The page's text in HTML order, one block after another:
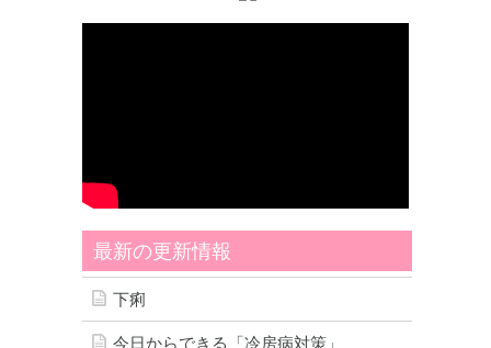
最新の更新情報
下痢
今日からできる「冷房病対策」